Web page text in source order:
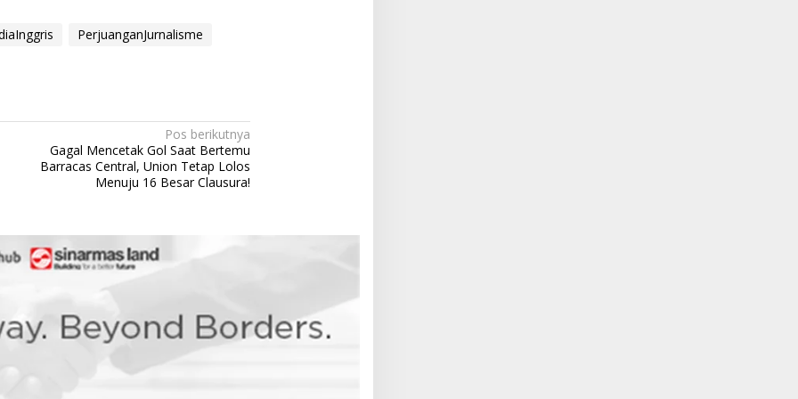
PerjuanganJurnalisme
Pos berikutnya
Gagal Mencetak Gol Saat Bertemu
Barracas Central, Union Tetap Lolos
Menuju 16 Besar Clausura!